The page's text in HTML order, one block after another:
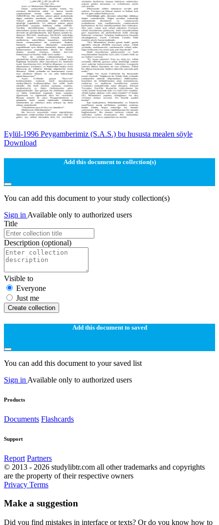
Eylül-1996 Peygamberimiz (S.A.S.) bu hususta mealen söyle
Download
Add this document to collection(s)
You can add this document to your study collection(s)
Sign in Available only to authorized users
Title
Description (optional)
Visible to
Everyone
Just me
Create collection
Add this document to saved
You can add this document to your saved list
Sign in Available only to authorized users
Products
Documents Flashcards
Support
Report Partners
© 2013 - 2026 studylibtr.com all other trademarks and copyrights
are the property of their respective owners
Privacy Terms
Make a suggestion
Did you find mistakes in interface or texts? Or do you know how to